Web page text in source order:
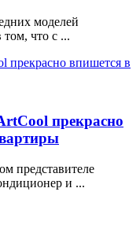
моделей
что с ...
прекрасно
представителе
и ...